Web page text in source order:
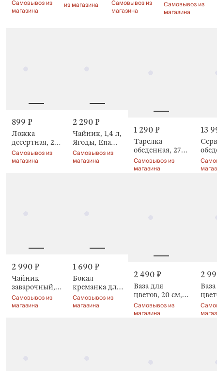
клетке,
Самовывоз из
магазина
на клетке,
из магазина
Земляника,
Самовывоз из
магазина
Strawberry
Самовывоз из
магазина
899 ₽
Ложка
десертная, 2
шт,
Клубника,
Самовывоз из
магазина
2 290 ₽
Чайник, 1,4 л,
Ягоды, Enamel
berry
Самовывоз из
магазина
1 290 ₽
Тарелка
обеденная, 27
см, Полевые
ягоды, Berry
Самовывоз из
магазина
13
2 990 ₽
Чайник
заварочный, 1
л, Клубника,
Camellia decor
Самовывоз из
магазина
1 690 ₽
Бокал-
креманка для
шампанского,
Клубника,
Самовывоз из
магазина
2 490 ₽
Ваза для
цветов, 20 см,
Земляника,
Strawberry
Самовывоз из
магазина
2
color